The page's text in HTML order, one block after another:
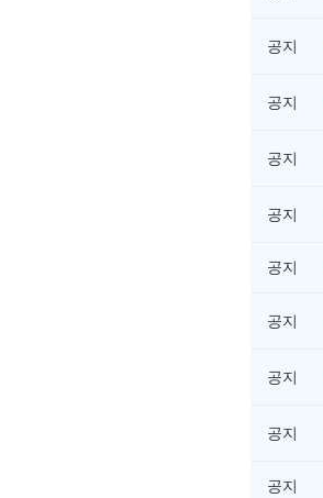
공지
공지
공지
공지
공지
공지
공지
공지
공지